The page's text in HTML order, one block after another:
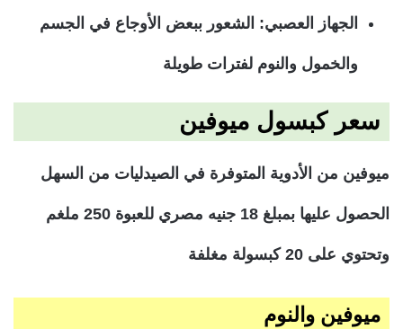
الجهاز العصبي: الشعور ببعض الأوجاع في الجسم
والخمول والنوم لفترات طويلة
سعر كبسول ميوفين
ميوفين من الأدوية المتوفرة في الصيدليات من السهل
الحصول عليها بمبلغ 18 جنيه مصري للعبوة 250 ملغم
وتحتوي على 20 كبسولة مغلفة
ميوفين والنوم